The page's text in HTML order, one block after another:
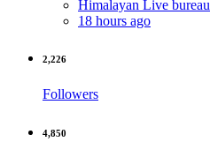
Himalayan Live bureau
18 hours ago
2,226
Followers
4,850